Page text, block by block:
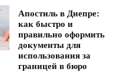
Апостиль в Днепре:
как быстро и
правильно оформить
документы для
использования за
границей в бюро